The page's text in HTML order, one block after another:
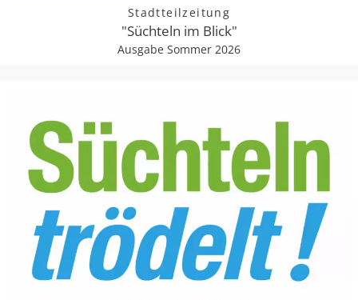
Stadtteilzeitung
"Süchteln im Blick"
Ausgabe Sommer 2026